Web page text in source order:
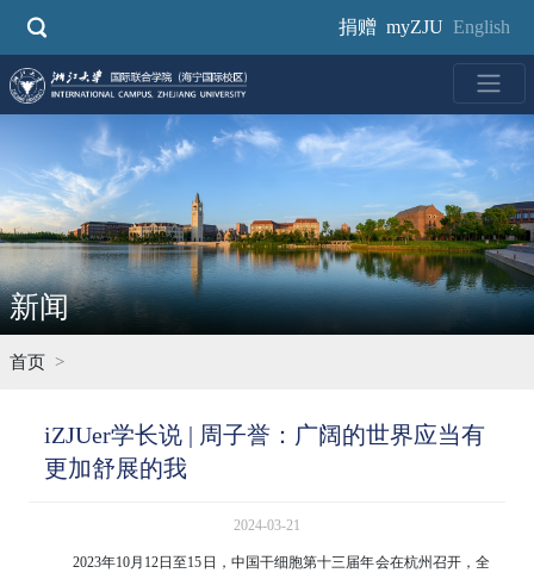
要
捐赠 myZJU English
新闻
首页
iZJUer学长说 | 周子誉：广阔的世界应当有
更加舒展的我
2024-03-21
2023年10月12日至15日，中国干细胞第十三届年会在杭州召开，全